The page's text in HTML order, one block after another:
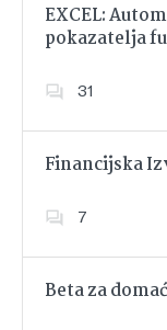
EXCEL:
pokazatelja
31
Financijska
7
Beta za